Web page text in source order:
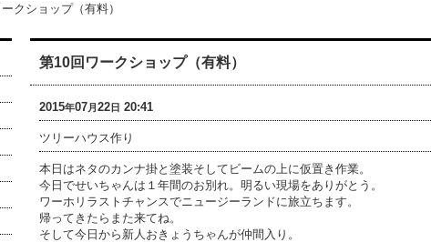
クショップ（有料）
第10回ワークショップ（有料）
2015年07月22日 20:41
ツリーハウス作り
本日はネタのカンナ掛と塗装そしてビームの上に仮置き作業。
今日でせいちゃんは１年間のお別れ。明るい現場をありがとう。
ワーホリラストチャンスでニュージーランドに旅立ちます。
帰ってきたらまた来てね。
そして今日から新人おきょうちゃんが仲間入り。